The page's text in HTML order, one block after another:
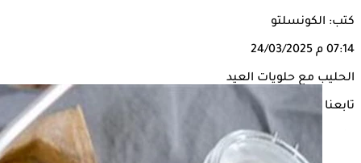
كتب: الكونسلتو
07:14 م 24/03/2025
الحليب مع حلويات العيد
تابعنا على